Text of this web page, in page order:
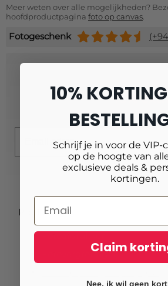
Meer weten over alle mogelijkheden?
hoofdproductpagina foto op canvas.
Fotogeschenk
Schrijf je in voor
en ontvang10%
Producten
Fotovergrotingen
10%
Schrijf je in voor de VIP-
op de hoogte van
exclusieve deals &
kortingen.
Claim
Nee, ik wil geen